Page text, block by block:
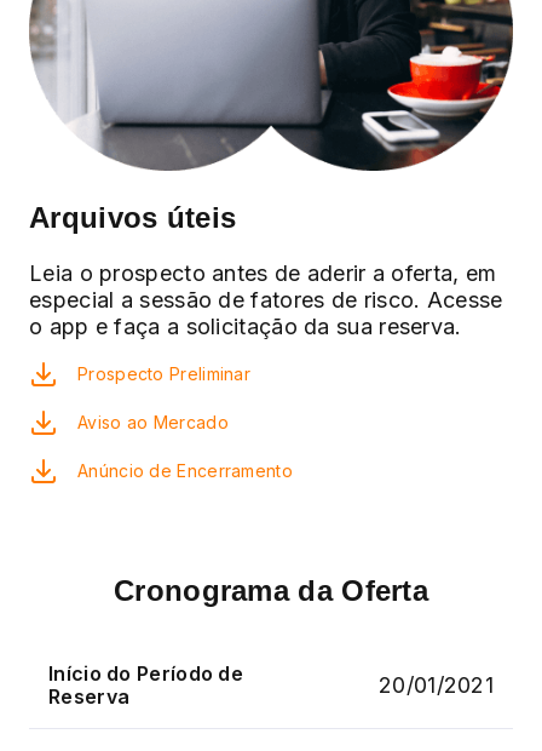
Arquivos úteis
Leia o prospecto antes de aderir a oferta, em
especial a sessão de fatores de risco. Acesse
o app e faça a solicitação da sua reserva.
Prospecto Preliminar
Aviso ao Mercado
Anúncio de Encerramento
Cronograma da Oferta
Início do Período de
Reserva
20/01/2021